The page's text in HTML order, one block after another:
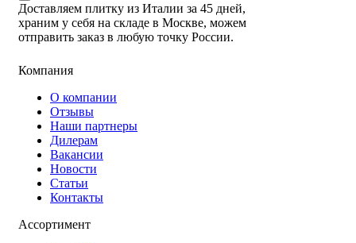
Доставляем плитку из Италии за 45 дней,
храним у себя на складе в Москве, можем
отправить заказ в любую точку России.
Компания
О компании
Отзывы
Наши партнеры
Дилерам
Вакансии
Новости
Статьи
Контакты
Ассортимент